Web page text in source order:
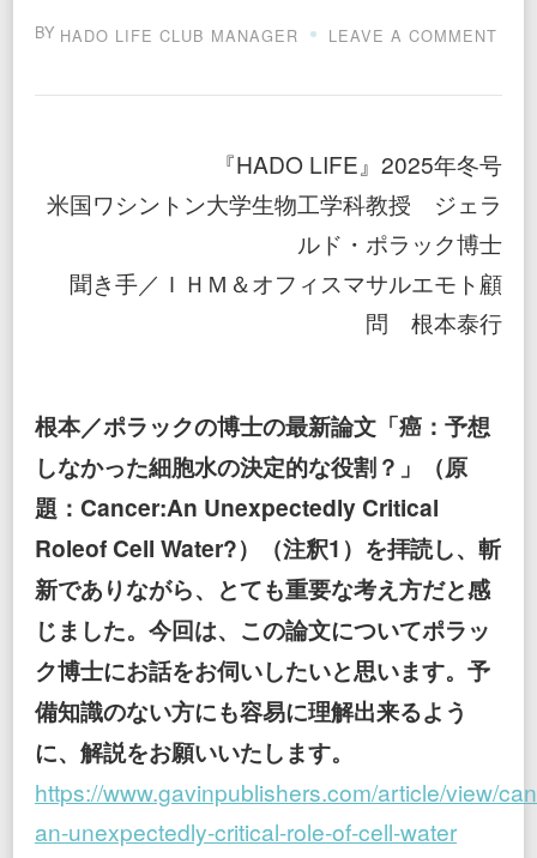
BY HADO LIFE CLUB MANAGER LEAVE A COMMENT
の
相』
癌
の
関
係
つ
『HADO LIFE』2025年冬号
米国ワシントン大学生物工学科教授 ジェラ
ルド・ポラック博士
聞き手／ＩＨＭ＆オフィスマサルエモト顧
問 根本泰行
根本／ポラックの博士の最新論文「癌：予想
しなかった細胞水の決定的な役割？」（原
題：Cancer:An Unexpectedly Critical
Roleof Cell Water?）（注釈1）を拝読し、斬
新でありながら、とても重要な考え方だと感
じました。今回は、この論文についてポラッ
ク博士にお話をお伺いしたいと思います。予
備知識のない方にも容易に理解出来るよう
に、解説をお願いいたします。
https://www.gavinpublishers.com/article/view/
an-unexpectedly-critical-role-of-cell-water